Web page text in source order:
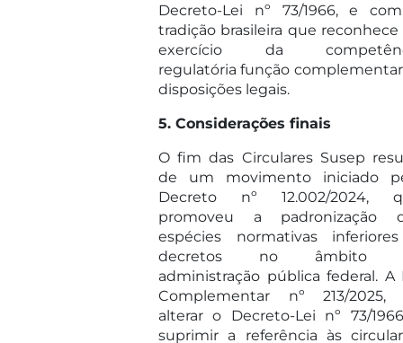
Decreto-Lei nº 73/1966, e
tradição brasileira que reconhece
exercício da
regulatória função complementar
disposições legais.
5. Considerações finais
O fim das Circulares Susep
de um movimento iniciado
Decreto nº 12.002/2024,
promoveu a padronização
espécies normativas
decretos no âmbito
administração pública federal. A
Complementar nº 213/2025,
alterar o Decreto-Lei nº 73/
suprimir a referência às